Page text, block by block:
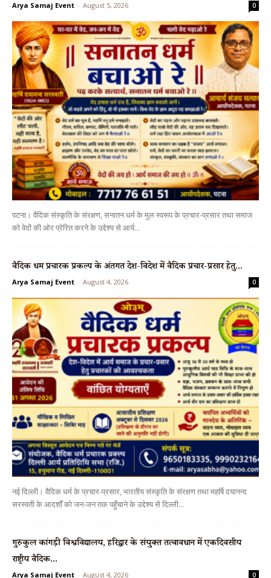
Arya Samaj Event - August 5, 2026 0
पटना। वैदिक संस्कृति के संरक्षण, सनातन धर्म के मूल स्वरूप के प्रचार-प्रसार तथा समाज
को वेदों की ओर प्रेरित करने के उद्देश्य से आर्य...
वैदिक धर्म प्रचारक प्रकल्प के अंतर्गत देश-विदेश में वैदिक प्रचार-प्रसार हेतु...
Arya Samaj Event - August 4, 2026 0
नई दिल्ली। वैदिक धर्म के प्रचार-प्रसार, भारतीय संस्कृति के संरक्षण तथा महर्षि दयानन्द
सरस्वती के आदर्शों को जन-जन तक पहुँचाने के उद्देश्य से दिल्ली...
गुरुकुल कांगड़ी विश्वविद्यालय, हरिद्वार के संयुक्त तत्वावधान में एकदिवसीय
राष्ट्रीय वैदिक...
Arya Samaj Event - August 4, 2026 0